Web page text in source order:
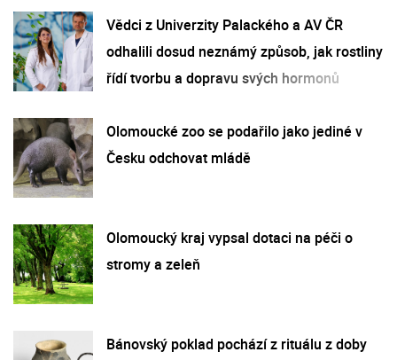
Vědci z Univerzity Palackého a AV ČR
odhalili dosud neznámý způsob, jak rostliny
řídí tvorbu a dopravu svých hormonů
Olomoucké zoo se podařilo jako jediné v
Česku odchovat mládě
Olomoucký kraj vypsal dotaci na péči o
stromy a zeleň
Bánovský poklad pochází z rituálu z doby